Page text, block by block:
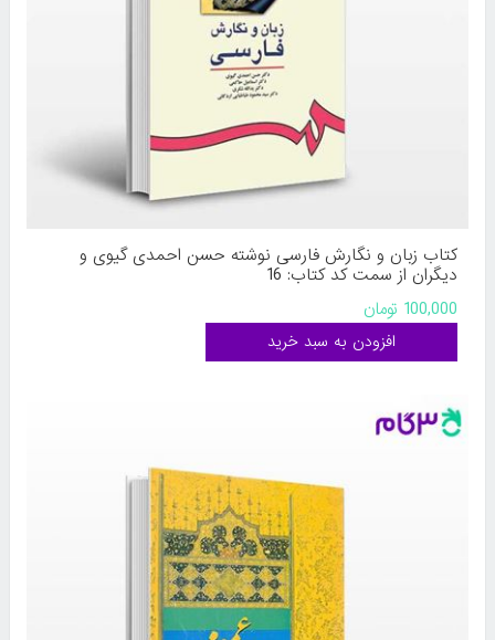
کتاب زبان و نگارش فارسی نوشته حسن احمدی گیوی و
دیگران از سمت کد کتاب: 16
100,000 تومان